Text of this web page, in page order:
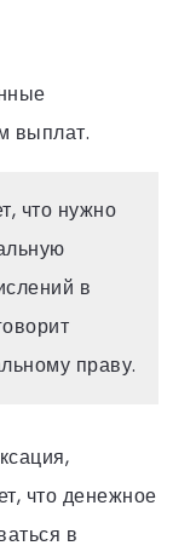
выплат.
что нужно
в
праву.
что денежное
в